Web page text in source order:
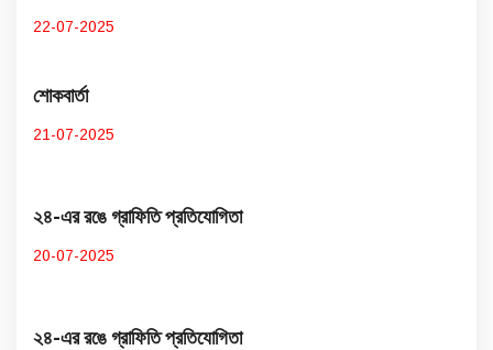
22-07-2025
শোকবার্তা
21-07-2025
২৪-এর রঙে গ্রাফিতি প্রতিযোগিতা
20-07-2025
২৪-এর রঙে গ্রাফিতি প্রতিযোগিতা